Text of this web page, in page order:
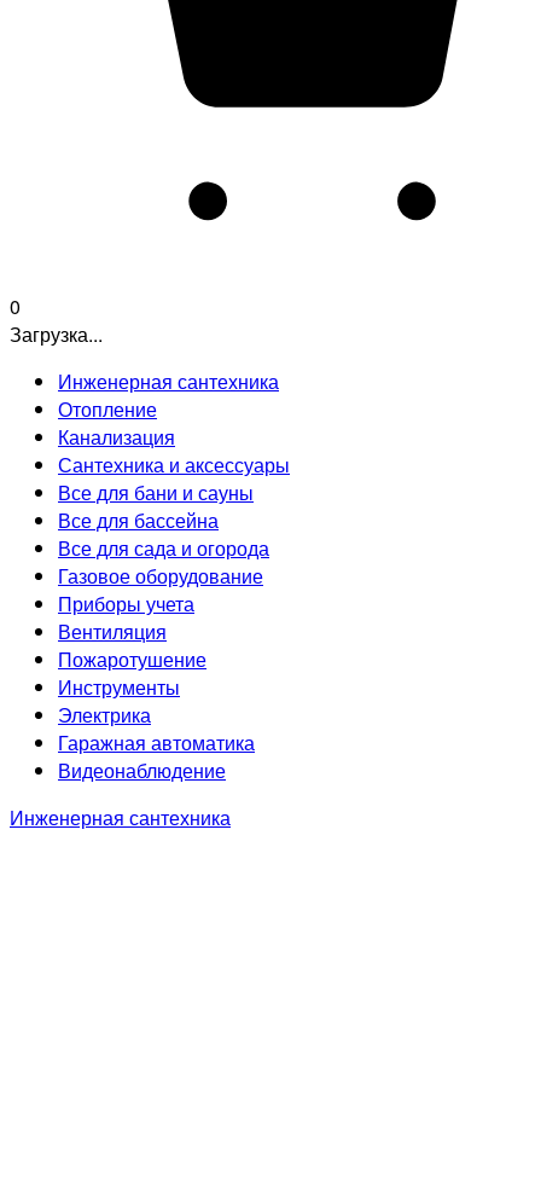
0
Загрузка...
Инженерная сантехника
Отопление
Канализация
Сантехника и аксессуары
Все для бани и сауны
Все для бассейна
Все для сада и огорода
Газовое оборудование
Приборы учета
Вентиляция
Пожаротушение
Инструменты
Электрика
Гаражная автоматика
Видеонаблюдение
Инженерная сантехника